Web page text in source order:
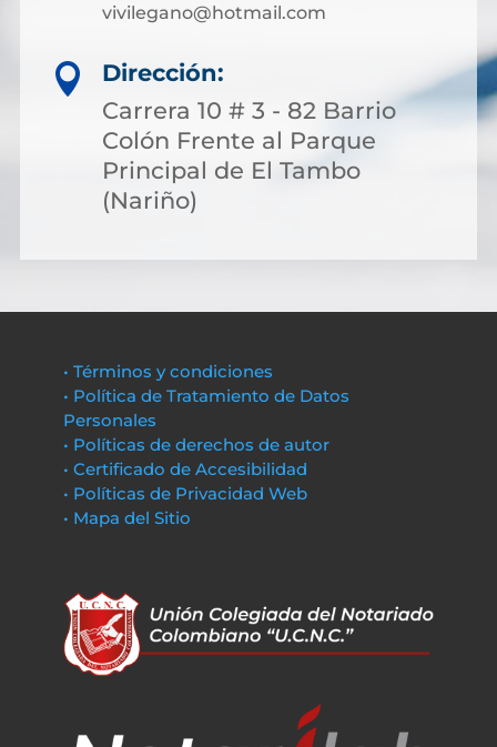
vivilegano@hotmail.com

Dirección:
Carrera 10 # 3 - 82 Barrio
Colón Frente al Parque
Principal de El Tambo
(Nariño)
• Términos y condiciones
• Política de Tratamiento de Datos
Personales
• Políticas de derechos de autor
• Certificado de Accesibilidad
• Políticas de Privacidad Web
• Mapa del Sitio